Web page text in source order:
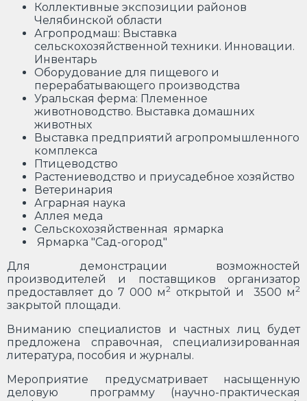
Коллективные экспозиции районов
Челябинской области
Агропродмаш: Выставка
сельскохозяйственной техники. Инновации.
Инвентарь
Оборудование для пищевого и
перерабатывающего производства
Уральская ферма: Племенное
животноводство. Выставка домашних
животных
Выставка предприятий агропромышленного
комплекса
Птицеводство
Растениеводство и приусадебное хозяйство
Ветеринария
Аграрная наука
Аллея меда
Сельскохозяйственная ярмарка
Ярмарка "Сад-огород"
Для демонстрации возможностей
производителей и поставщиков организатор
предоставляет до 7 000 м2 открытой и 3500 м2
закрытой площади.
Вниманию специалистов и частных лиц будет
предложена справочная, специализированная
литература, пособия и журналы.
Мероприятие предусматривает насыщенную
деловую программу (научно-практическая